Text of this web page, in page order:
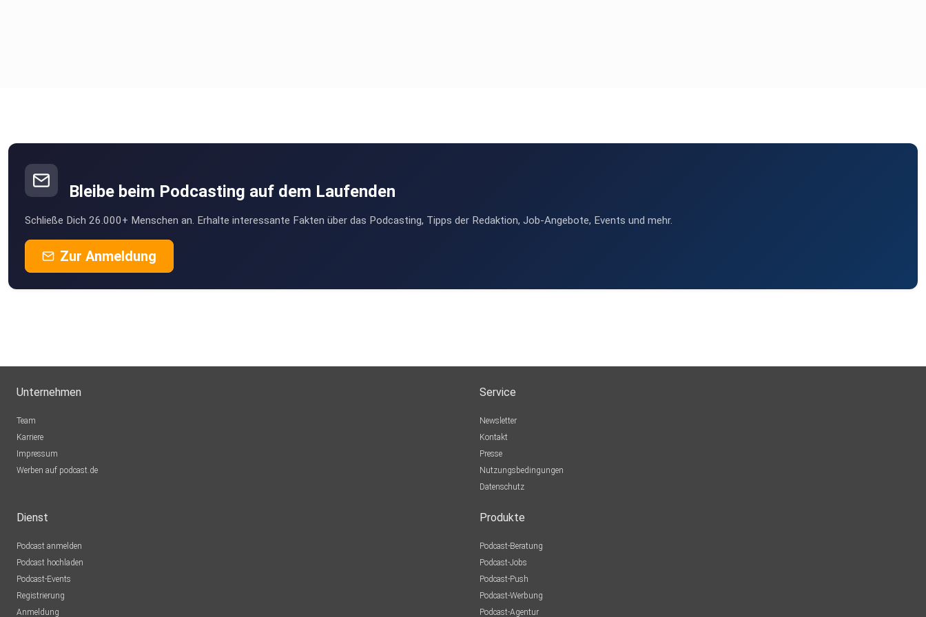
Bleibe beim Podcasting auf dem Laufenden
Schließe Dich 26.000+ Menschen an. Erhalte interessante Fakten über das Podcasting, Tipps der Redaktion, Job-Angebote, Events und mehr.
Zur Anmeldung
Unternehmen
Team
Karriere
Impressum
Werben auf podcast.de
Service
Newsletter
Kontakt
Presse
Nutzungsbedingungen
Datenschutz
Dienst
Podcast anmelden
Podcast hochladen
Podcast-Events
Registrierung
Anmeldung
Produkte
Podcast-Beratung
Podcast-Jobs
Podcast-Push
Podcast-Werbung
Podcast-Agentur